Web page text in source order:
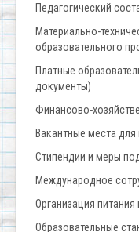
Педагогический
Материально-
образовательного
Платные
документы)
Финансово-
Вакантные места
Стипендии и меры
Международное
Организация
Образовательные